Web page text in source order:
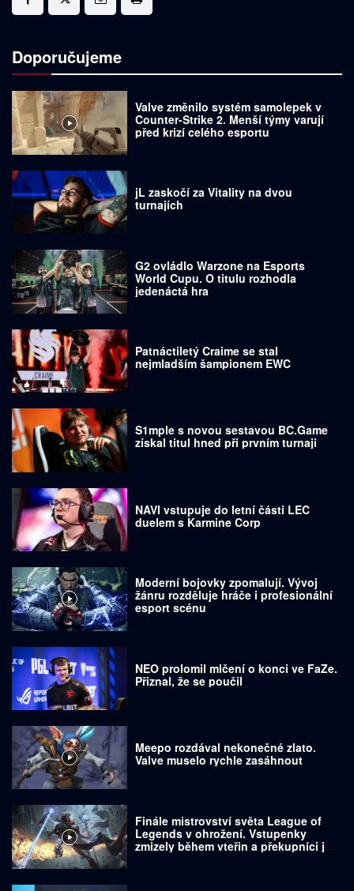
Doporučujeme
Valve změnilo systém samolepek v
Counter-Strike 2. Menší týmy varují
před krizí celého esportu
jL zaskočí za Vitality na dvou
turnajích
G2 ovládlo Warzone na Esports
World Cupu. O titulu rozhodla
jedenáctá hra
Patnáctiletý Craime se stal
nejmladším šampionem EWC
S1mple s novou sestavou BC.Game
získal titul hned při prvním turnaji
NAVI vstupuje do letní části LEC
duelem s Karmine Corp
Moderní bojovky zpomalují. Vývoj
žánru rozděluje hráče i profesionální
esport scénu
NEO prolomil mlčení o konci ve FaZe.
Přiznal, že se poučil
Meepo rozdával nekonečné zlato.
Valve muselo rychle zasáhnout
Finále mistrovství světa League of
Legends v ohrožení. Vstupenky
zmizely během vteřin a překupníci je